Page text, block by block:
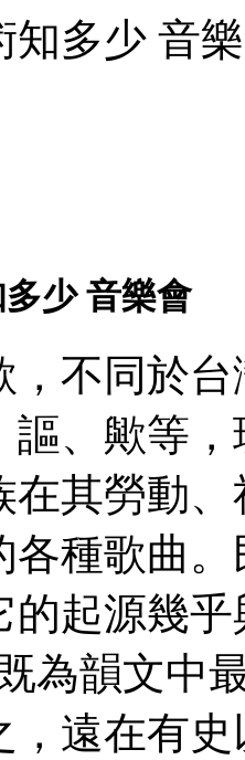
知多少 音
少 音樂會
，不同於
謳、歟等
在其勞動
各種歌曲
的起源幾
為韻文中
，遠在有